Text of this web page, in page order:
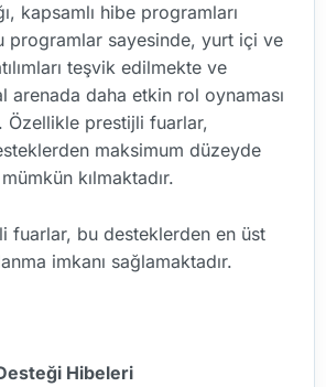
kapsamlı hibe programları
programlar sayesinde, yurt içi ve
teşvik edilmekte ve
arenada daha etkin rol oynaması
Özellikle prestijli fuarlar,
maksimum düzeyde
kılmaktadır.
fuarlar, bu desteklerden en üst
imkanı sağlamaktadır.
Hibeleri